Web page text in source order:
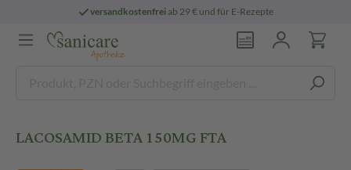
versandkostenfreiab 29 € und für E-Rezepte
LACOSAMID BETA 150MG FTA